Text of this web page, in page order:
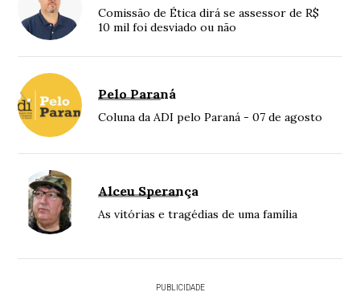
Comissão de Ética dirá se assessor de R$
10 mil foi desviado ou não
Pelo Paraná
Coluna da ADI pelo Paraná - 07 de agosto
Alceu Sperança
As vitórias e tragédias de uma família
PUBLICIDADE